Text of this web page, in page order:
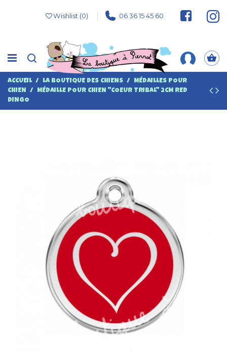
Wishlist (0) 06 36 15 45 60
ACCUEIL LA BOUTIQUE DES CHIENS
MÉDAILLES POUR
CHIEN
MÉDAILLE POUR CHIEN "COEUR TRIBAL" 2CM RED
DINGO